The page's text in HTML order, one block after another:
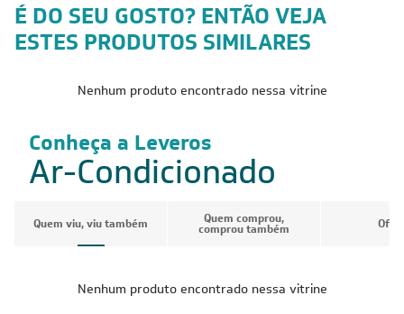
É DO SEU GOSTO? ENTÃO VEJA
ESTES PRODUTOS SIMILARES
Nenhum produto encontrado nessa vitrine
Conheça a Leveros
Ar-Condicionado
Quem viu, viu também Quem comprou,
comprou também
Nenhum produto encontrado nessa vitrine